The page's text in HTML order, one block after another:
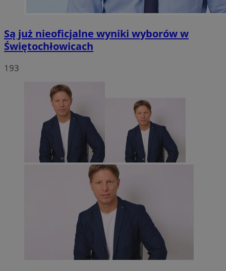
Są już nieoficjalne wyniki wyborów w
Świętochłowicach
193